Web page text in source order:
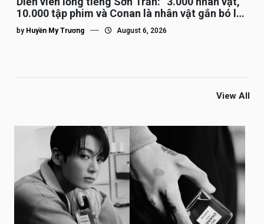
10.000 tập phim và Conan là nhân vật gắn bó lâu
nhất”
by Huyền My Trương August 6, 2026
View All